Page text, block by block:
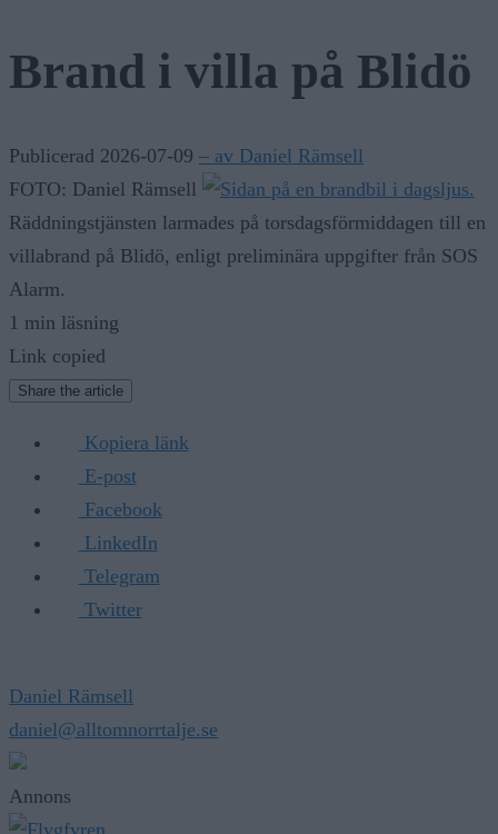
Brand i villa på Blidö
Publicerad 2026-07-09 – av Daniel Rämsell
FOTO: Daniel Rämsell
Räddningstjänsten larmades på torsdagsförmiddagen till en
villabrand på Blidö, enligt preliminära uppgifter från SOS
Alarm.
1 min läsning
Link copied
Share the article
Kopiera länk
E-post
Facebook
LinkedIn
Telegram
Twitter
Daniel Rämsell
daniel@alltomnorrtalje.se
Annons